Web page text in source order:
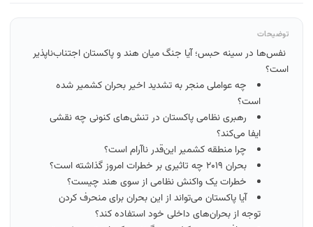
توضیحات
نفس‌ها در سینه حبس؛ آیا جنگ میان هند و پاکستان اجتناب‌ناپذیر
است؟
چه عواملی منجر به تشدید اخیر بحران کشمیر شده
است؟
رهبری نظامی پاکستان در تنش‌های کنونی چه نقشی
ایفا می‌کند؟
چرا منطقه کشمیر این‌قدر ناآرام است؟
بحران ۲۰۱۹ چه تاثیری بر خطرات امروز گذاشته است؟
خطرات یک واکنش نظامی از سوی هند چیست؟
آیا پاکستان می‌تواند از این بحران برای منحرف کردن
توجه از بحران‌های داخلی خود استفاده کند؟